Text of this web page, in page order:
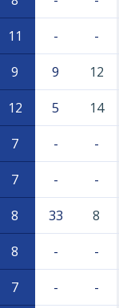
11 - -
9 9 12
12 5 14
7 - -
7 - -
8 33 8
8 - -
7 - -